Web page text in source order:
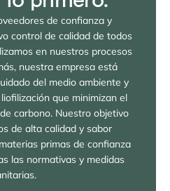
de confianza y
control de calidad de todos
en nuestros procesos
nuestra empresa está
del medio ambiente y
que minimizan el
carbono. Nuestro objetivo
de alta calidad y sabor
primas de confianza
las normativas y medidas